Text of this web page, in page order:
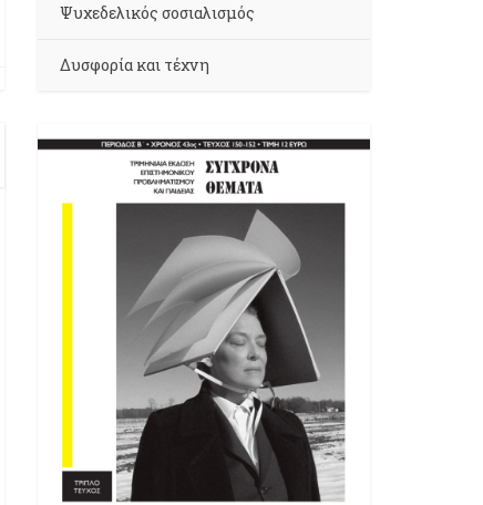
Ψυχεδελικός σοσιαλισμός
Δυσφορία και τέχνη